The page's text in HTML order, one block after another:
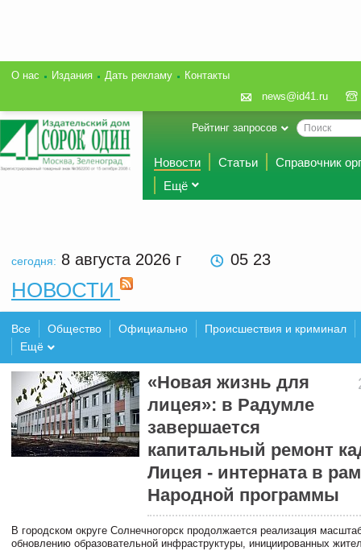
О нас Издания Дать рекламу
Контакты
news@id41.ru
Рейтинг запросов
Новости Статьи
Справочник
Ещё
сегодня: 8 августа 2026 г 05 23
НОВОСТИ
Все Общество Официально
Происшествия и криминал
Ещё
«Новая жизнь для
лицея»: в Радумле
завершается
капитальный ремонт
Лицея - интерната в
Народной программы
В городском округе Солнечногорск продолжается реализация
обновлению образовательной инфраструктуры, инициированных